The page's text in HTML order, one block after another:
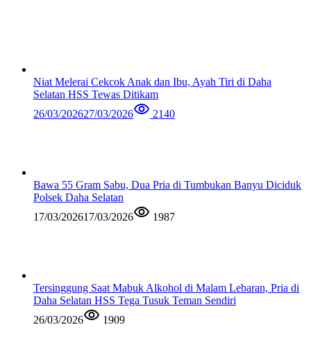
Niat Melerai Cekcok Anak dan Ibu, Ayah Tiri di Daha
Selatan HSS Tewas Ditikam
26/03/202627/03/2026 2140
Bawa 55 Gram Sabu, Dua Pria di Tumbukan Banyu Diciduk
Polsek Daha Selatan
17/03/202617/03/2026 1987
Tersinggung Saat Mabuk Alkohol di Malam Lebaran, Pria di
Daha Selatan HSS Tega Tusuk Teman Sendiri
26/03/2026
1909